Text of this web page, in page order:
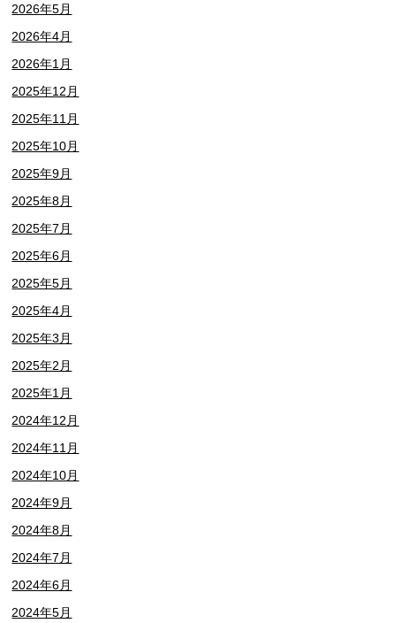
2026年5月
2026年4月
2026年1月
2025年12月
2025年11月
2025年10月
2025年9月
2025年8月
2025年7月
2025年6月
2025年5月
2025年4月
2025年3月
2025年2月
2025年1月
2024年12月
2024年11月
2024年10月
2024年9月
2024年8月
2024年7月
2024年6月
2024年5月